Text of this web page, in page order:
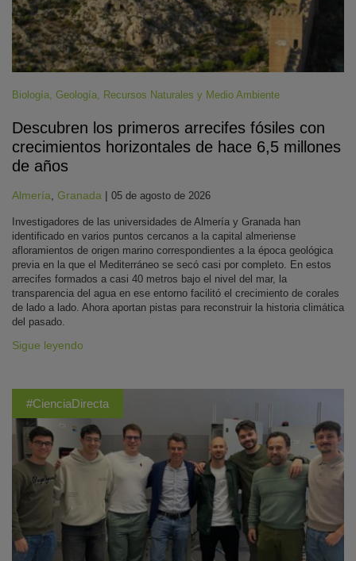
Biología Geología Recursos Naturales y Medio Ambiente
Descubren los primeros arrecifes fósiles con
crecimientos horizontales de hace 6,5 millones
de años
Almería Granada | 05 de agosto de 2026
Investigadores de las universidades de Almería y Granada han
identificado en varios puntos cercanos a la capital almeriense
afloramientos de origen marino correspondientes a la época geológica
previa en la que el Mediterráneo se secó casi por completo. En estos
arrecifes formados a casi 40 metros bajo el nivel del mar, la
transparencia del agua en ese entorno facilitó el crecimiento de corales
de lado a lado. Ahora aportan pistas para reconstruir la historia climática
del pasado.
Sigue leyendo
#CienciaDirecta